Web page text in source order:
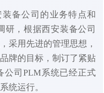
备公司的业务特点和
研，根据西安装备公司
采用先进的管理思想，
牌的目标，制订了紧贴
公司PLM系统已经正式
统运行。